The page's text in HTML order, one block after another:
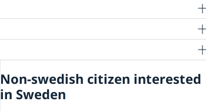
Non-swedish citizen interested
in Sweden